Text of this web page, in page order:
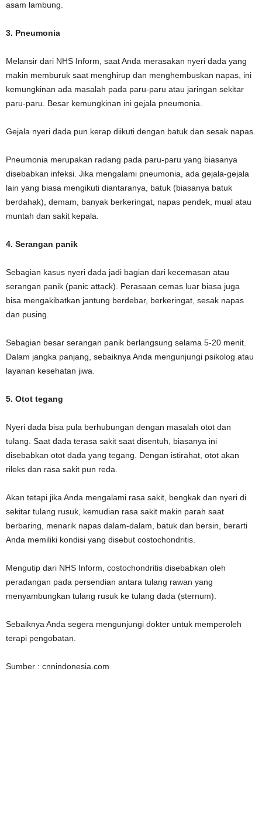
asam lambung.
3. Pneumonia
Melansir dari NHS Inform, saat Anda merasakan nyeri dada yang
makin memburuk saat menghirup dan menghembuskan napas, ini
kemungkinan ada masalah pada paru-paru atau jaringan sekitar
paru-paru. Besar kemungkinan ini gejala pneumonia.
Gejala nyeri dada pun kerap diikuti dengan batuk dan sesak napas.
Pneumonia merupakan radang pada paru-paru yang biasanya
disebabkan infeksi. Jika mengalami pneumonia, ada gejala-gejala
lain yang biasa mengikuti diantaranya, batuk (biasanya batuk
berdahak), demam, banyak berkeringat, napas pendek, mual atau
muntah dan sakit kepala.
4. Serangan panik
Sebagian kasus nyeri dada jadi bagian dari kecemasan atau
serangan panik (panic attack). Perasaan cemas luar biasa juga
bisa mengakibatkan jantung berdebar, berkeringat, sesak napas
dan pusing.
Sebagian besar serangan panik berlangsung selama 5-20 menit.
Dalam jangka panjang, sebaiknya Anda mengunjungi psikolog atau
layanan kesehatan jiwa.
5. Otot tegang
Nyeri dada bisa pula berhubungan dengan masalah otot dan
tulang. Saat dada terasa sakit saat disentuh, biasanya ini
disebabkan otot dada yang tegang. Dengan istirahat, otot akan
rileks dan rasa sakit pun reda.
Akan tetapi jika Anda mengalami rasa sakit, bengkak dan nyeri di
sekitar tulang rusuk, kemudian rasa sakit makin parah saat
berbaring, menarik napas dalam-dalam, batuk dan bersin, berarti
Anda memiliki kondisi yang disebut costochondritis.
Mengutip dari NHS Inform, costochondritis disebabkan oleh
peradangan pada persendian antara tulang rawan yang
menyambungkan tulang rusuk ke tulang dada (sternum).
Sebaiknya Anda segera mengunjungi dokter untuk memperoleh
terapi pengobatan.
Sumber : cnnindonesia.com